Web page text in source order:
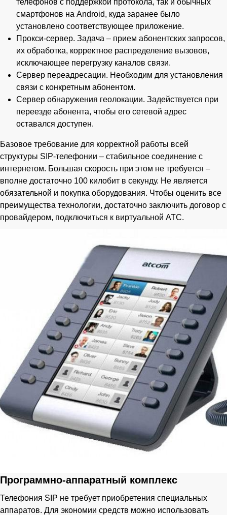
смартфонов на Android, куда заранее было
установлено соответствующее приложение.
Прокси-сервер. Задача – прием абонентских запросов,
их обработка, корректное распределение вызовов,
исключающее перегрузку каналов связи.
Сервер переадресации. Необходим для установления
связи с конкретным абонентом.
Сервер обнаружения геолокации. Задействуется при
переезде абонента, чтобы его сетевой адрес
оставался доступен.
Базовое требование для корректной работы всей
структуры SIP-телефонии – стабильное соединение с
интернетом. Большая скорость при этом не требуется –
вполне достаточно 100 килобит в секунду. Не является
обязательной и покупка оборудования. Чтобы оценить все
преимущества технологии, достаточно заключить договор с
провайдером, подключиться к виртуальной АТС.
Программно-аппаратный комплекс
Телефония SIP не требует приобретения специальных
аппаратов. Для экономии средств можно использовать